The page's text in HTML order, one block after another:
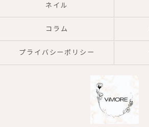
ネイル
コラム
プライバシーポリシー